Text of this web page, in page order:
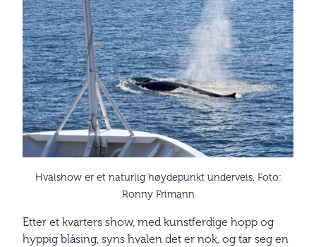
Hvalshow er et naturlig høydepunkt underveis. Foto:
Ronny Frimann
Etter et kvarters show, med kunstferdige hopp og
hyppig blåsing, syns hvalen det er nok, og tar seg en